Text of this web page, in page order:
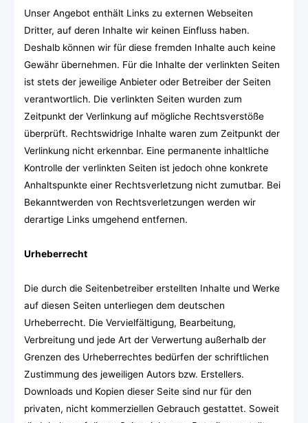
Unser Angebot enthält Links zu externen Webseiten
Dritter, auf deren Inhalte wir keinen Einfluss haben.
Deshalb können wir für diese fremden Inhalte auch keine
Gewähr übernehmen. Für die Inhalte der verlinkten Seiten
ist stets der jeweilige Anbieter oder Betreiber der Seiten
verantwortlich. Die verlinkten Seiten wurden zum
Zeitpunkt der Verlinkung auf mögliche Rechtsverstöße
überprüft. Rechtswidrige Inhalte waren zum Zeitpunkt der
Verlinkung nicht erkennbar. Eine permanente inhaltliche
Kontrolle der verlinkten Seiten ist jedoch ohne konkrete
Anhaltspunkte einer Rechtsverletzung nicht zumutbar. Bei
Bekanntwerden von Rechtsverletzungen werden wir
derartige Links umgehend entfernen.
Urheberrecht
Die durch die Seitenbetreiber erstellten Inhalte und Werke
auf diesen Seiten unterliegen dem deutschen
Urheberrecht. Die Vervielfältigung, Bearbeitung,
Verbreitung und jede Art der Verwertung außerhalb der
Grenzen des Urheberrechtes bedürfen der schriftlichen
Zustimmung des jeweiligen Autors bzw. Erstellers.
Downloads und Kopien dieser Seite sind nur für den
privaten, nicht kommerziellen Gebrauch gestattet. Soweit